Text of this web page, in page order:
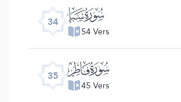
34 ﮮ
54 Vers
35 ﮯ
45 Vers